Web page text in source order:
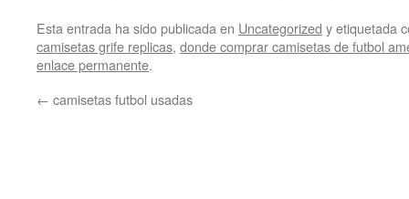
Esta entrada ha sido publicada en Uncategorized y etiquetada
camisetas grife replicas, donde comprar camisetas de futbol
enlace permanente.
← camisetas futbol usadas